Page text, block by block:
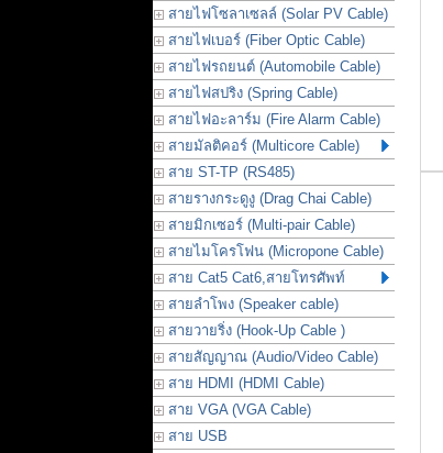
สายไฟโซลาเซลล์ (Solar PV Cable)
สายไฟเบอร์ (Fiber Optic Cable)
สายไฟรถยนต์ (Automobile Cable)
สายไฟสปริง (Spring Cable)
สายไฟอะลาร์ม (Fire Alarm Cable)
สายมัลติคอร์ (Multicore Cable)
สาย ST-TP (RS485)
สายรางกระดูงู (Drag Chai Cable)
สายมิกเซอร์ (Multi-pair Cable)
สายไมโครโฟน (Micropone Cable)
สาย Cat5 Cat6,สายโทรศัพท์
สายลำโพง (Speaker cable)
สายวายริ่ง (Hook-Up Cable )
สายสัญญาณ (Audio/Video Cable)
สาย HDMI (HDMI Cable)
สาย VGA (VGA Cable)
สาย USB